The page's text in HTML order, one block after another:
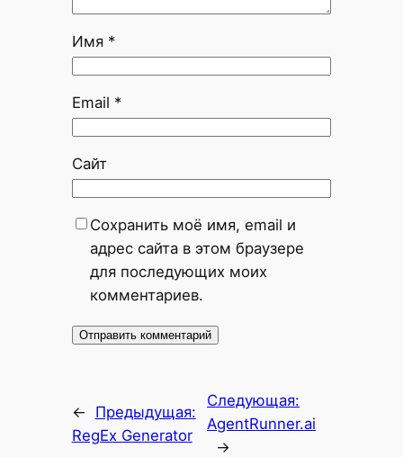
Имя *
Email *
Сайт
Сохранить моё имя, email и
адрес сайта в этом браузере
для последующих моих
комментариев.
←
Предыдущая:
RegEx Generator
Следующая:
AgentRunner.ai
→